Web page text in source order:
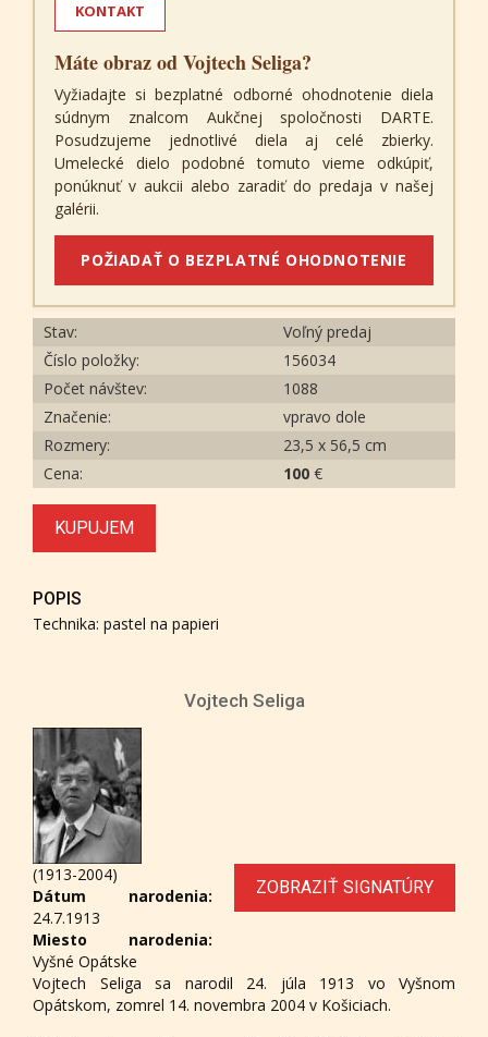
KONTAKT
Máte obraz od Vojtech Seliga?
Vyžiadajte si bezplatné odborné ohodnotenie diela
súdnym znalcom Aukčnej spoločnosti DARTE.
Posudzujeme jednotlivé diela aj celé zbierky.
Umelecké dielo podobné tomuto vieme odkúpiť,
ponúknuť v aukcii alebo zaradiť do predaja v našej
galérii.
POŽIADAŤ O BEZPLATNÉ OHODNOTENIE
Stav:
Voľný predaj
Číslo položky:
156034
Počet návštev:
1088
Značenie:
vpravo dole
Rozmery:
23,5 x 56,5 cm
Cena:
100 €
KUPUJEM
POPIS
Technika: pastel na papieri
Vojtech Seliga
ZOBRAZIŤ SIGNATÚRY
(1913-2004)
Dátum narodenia:
24.7.1913
Miesto narodenia:
Vyšné Opátske
Vojtech Seliga sa narodil 24. júla 1913 vo Vyšnom
Opátskom, zomrel 14. novembra 2004 v Košiciach.